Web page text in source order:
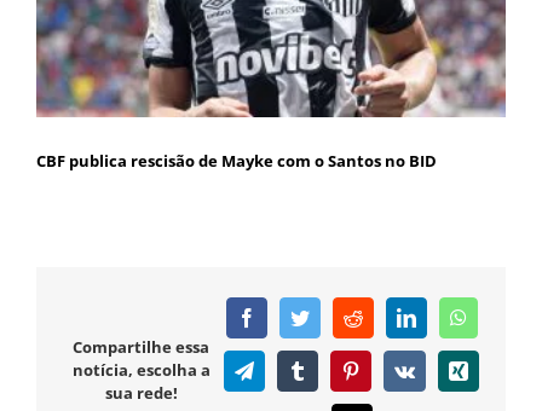
CBF publica rescisão de Mayke com o Santos no BID
Compartilhe essa
notícia, escolha a
sua rede!
FacebookTwitterRedditLinkedIn
TelegramTumblr PinterestVk Xing